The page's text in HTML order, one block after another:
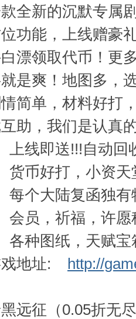
全新的沉默专属
功能，上线赠豪
漂领取代币！更
是爽！地图多，
简单，材料好打
助，我们是认真
上线即送!!!自动回
货币好打，小资
每个大陆复函独
会员，祈福，许
各种图纸，天赋
地址: http://
远征（0.05折无